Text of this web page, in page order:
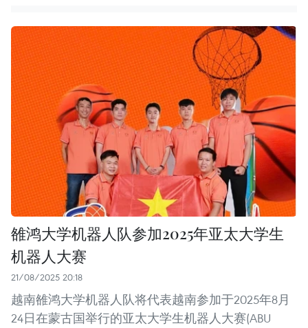
雒鸿大学机器人队参加2025年亚太大学生
机器人大赛
21/08/2025 20:18
越南雒鸿大学机器人队将代表越南参加于2025年8月
24日在蒙古国举行的亚太大学生机器人大赛(ABU